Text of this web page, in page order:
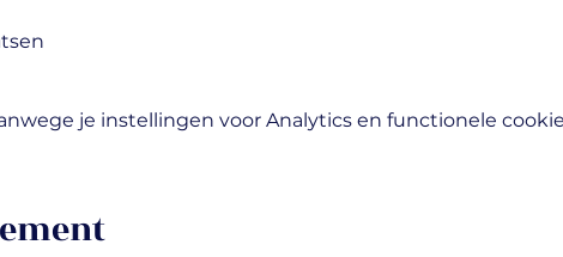
je instellingen voor Analytics en functionele